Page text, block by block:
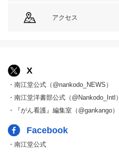
アクセス
X
・南江堂公式（@nankodo_NEWS）
・南江堂洋書部公式（@Nankodo_Intl）
・『がん看護』編集室（@gankango）
Facebook
・南江堂公式